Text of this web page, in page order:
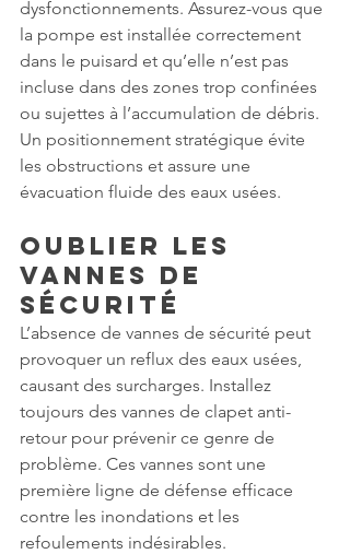
dysfonctionnements. Assurez-vous que
la pompe est installée correctement
dans le puisard et qu’elle n’est pas
incluse dans des zones trop confinées
ou sujettes à l’accumulation de débris.
Un positionnement stratégique évite
les obstructions et assure une
évacuation fluide des eaux usées.
Oublier les
Vannes de
Sécurité
L’absence de vannes de sécurité peut
provoquer un reflux des eaux usées,
causant des surcharges. Installez
toujours des vannes de clapet anti-
retour pour prévenir ce genre de
problème. Ces vannes sont une
première ligne de défense efficace
contre les inondations et les
refoulements indésirables.